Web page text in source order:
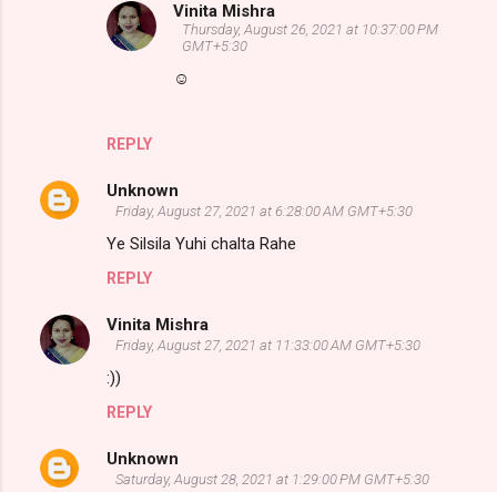
REPLY
Vinita Mishra
Thursday, August 26, 2021 at 10:37:00 PM
GMT+5:30
☺
Unknown
Friday, August 27, 2021 at 6:28:00 AM GMT+5:30
Ye Silsila Yuhi chalta Rahe
REPLY
Vinita Mishra
Friday, August 27, 2021 at 11:33:00 AM GMT+5:30
:))
REPLY
Unknown
Saturday, August 28, 2021 at 1:29:00 PM GMT+5:30